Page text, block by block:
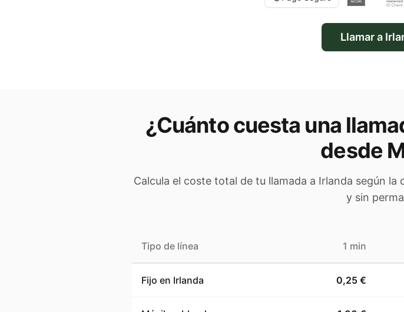
Llamar a
¿Cuánto cuesta una
desde
Calcula el coste total de tu llamada a Irlanda según la
y sin
Tipo de línea 1 min
Fijo en Irlanda 0,25 €